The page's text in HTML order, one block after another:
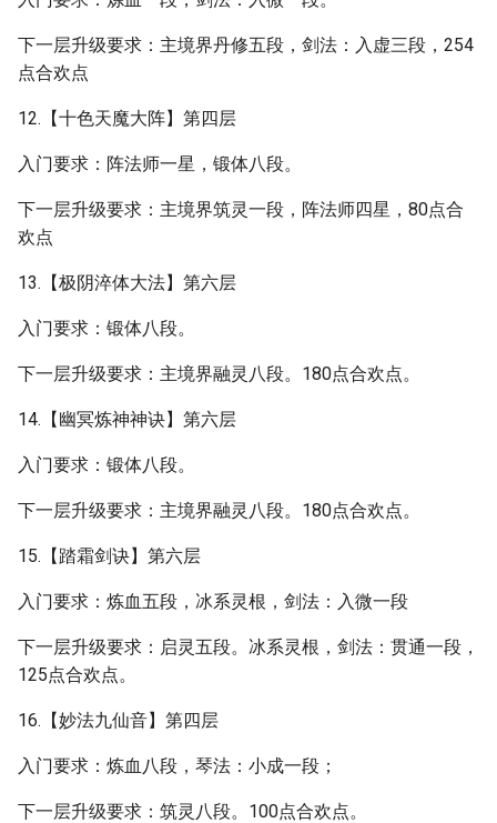
下一层升级要求：主境界丹修五段，剑法：入虚三段，254
点合欢点
12.【十色天魔大阵】第四层
入门要求：阵法师一星，锻体八段。
下一层升级要求：主境界筑灵一段，阵法师四星，80点合
欢点
13.【极阴淬体大法】第六层
入门要求：锻体八段。
下一层升级要求：主境界融灵八段。180点合欢点。
14.【幽冥炼神神诀】第六层
入门要求：锻体八段。
下一层升级要求：主境界融灵八段。180点合欢点。
15.【踏霜剑诀】第六层
入门要求：炼血五段，冰系灵根，剑法：入微一段
下一层升级要求：启灵五段。冰系灵根，剑法：贯通一段，
125点合欢点。
16.【妙法九仙音】第四层
入门要求：炼血八段，琴法：小成一段；
下一层升级要求：筑灵八段。100点合欢点。